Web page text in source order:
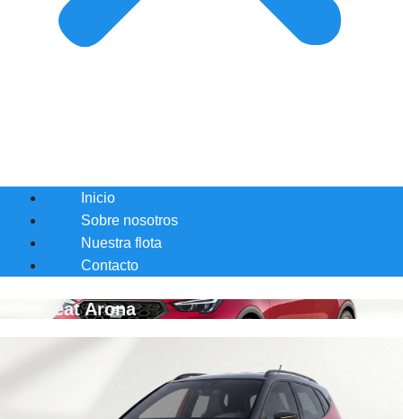
Inicio
Sobre nosotros
Nuestra flota
Contacto
Seat Arona